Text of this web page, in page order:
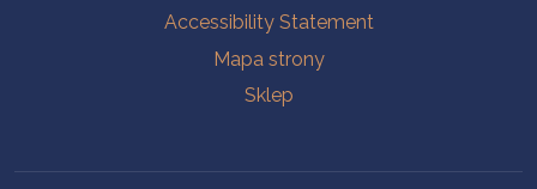
Accessibility Statement
Mapa strony
Sklep